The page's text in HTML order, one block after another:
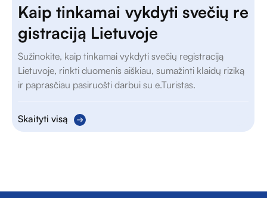
Kaip tinkamai vykdyti svečių re
gistraciją Lietuvoje
Sužinokite, kaip tinkamai vykdyti svečių registraciją
Lietuvoje, rinkti duomenis aiškiau, sumažinti klaidų riziką
ir paprasčiau pasiruošti darbui su e.Turistas.
Skaityti visą